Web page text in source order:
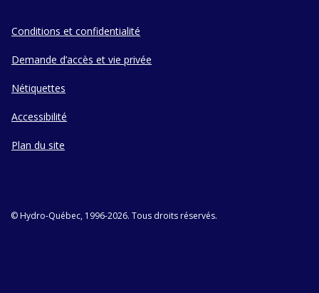
Conditions et confidentialité
Demande d’accès et vie privée
Nétiquettes
Accessibilité
Plan du site
© Hydro-Québec, 1996-2026. Tous droits réservés.